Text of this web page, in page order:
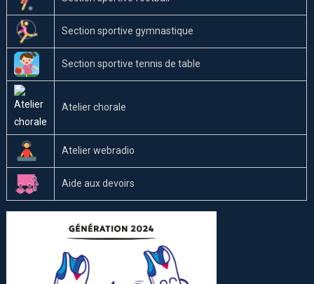
Section sportive gymnastique
Section sportive tennis de table
Atelier chorale
Atelier webradio
Aide aux devoirs